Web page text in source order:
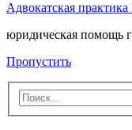
Адвокатская
юридическая помощь
Пропустить